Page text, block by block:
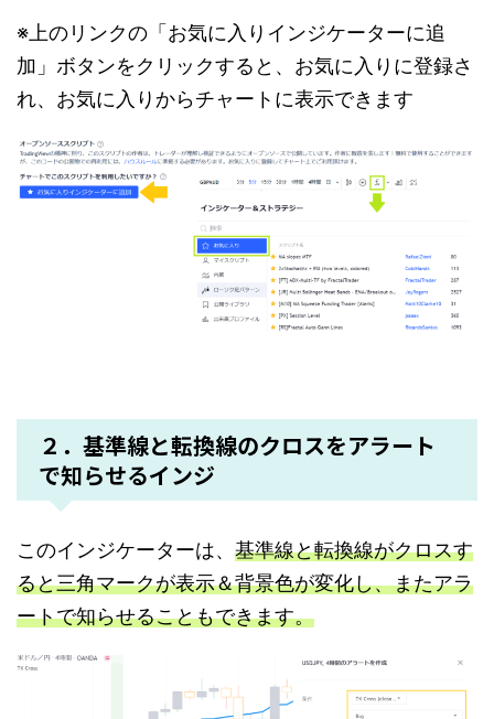
※上のリンクの「お気に入りインジケーターに追
加」ボタンをクリックすると、お気に入りに登録さ
れ、お気に入りからチャートに表示できます
２．基準線と転換線のクロスをアラート
で知らせるインジ
このインジケーターは、 基準線と転換線がクロスす
ると三角マークが表示＆背景色が変化し、またアラ
ートで知らせることもできます。